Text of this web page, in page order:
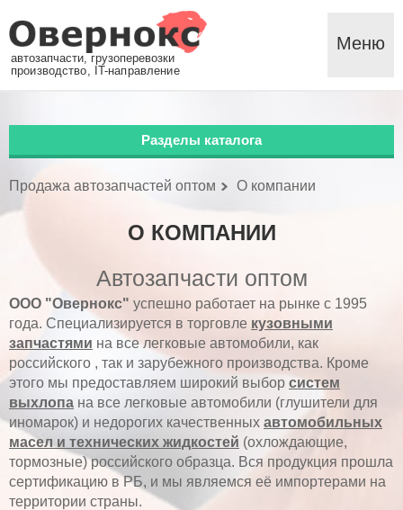
автозапчасти, грузоперевозки
производство, IT-направление
Меню
Разделы каталога
Продажа автозапчастей оптом О компании
О КОМПАНИИ
Автозапчасти оптом
ООО "Овернокс" успешно работает на рынке с 1995
года. Специализируется в торговле кузовными
запчастями на все легковые автомобили, как
российского , так и зарубежного производства. Кроме
этого мы предоставляем широкий выбор систем
выхлопа на все легковые автомобили (глушители для
иномарок) и недорогих качественных автомобильных
масел и технических жидкостей (охлождающие,
тормозные) российского образца. Вся продукция прошла
сертификацию в РБ, и мы являемся её импортерами на
территории страны.